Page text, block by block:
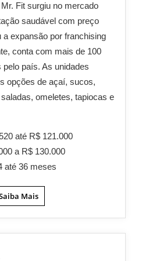
Fit surgiu no mercado
saudável com preço
a expansão por franchising
conta com mais de 100
pelo país. As unidades
opções de açaí, sucos,
omeletes, tapiocas e
até R$ 121.000
a R$ 130.000
até 36 meses
Mais